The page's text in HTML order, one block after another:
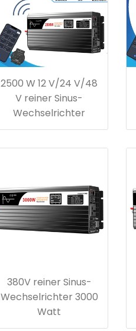
2500 W 12 V/24 V/48
V reiner Sinus-
Wechselrichter
380V reiner Sinus-
Wechselrichter 3000
Watt